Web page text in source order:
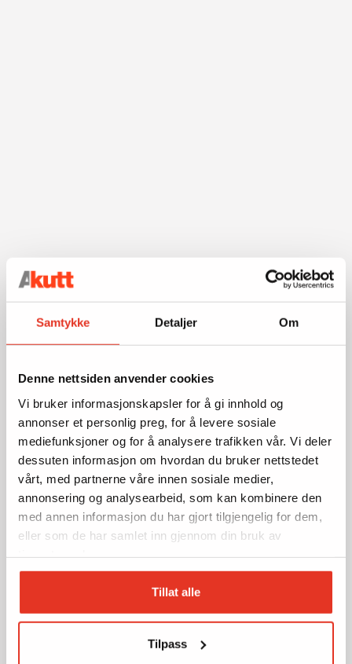
Samtykke Detaljer Om
Denne nettsiden anvender cookies
Vi bruker informasjonskapsler for å gi innhold og
annonser et personlig preg, for å levere sosiale
mediefunksjoner og for å analysere trafikken vår. Vi deler
dessuten informasjon om hvordan du bruker nettstedet
vårt, med partnerne våre innen sosiale medier,
annonsering og analysearbeid, som kan kombinere den
med annen informasjon du har gjort tilgjengelig for dem,
eller som de har samlet inn gjennom din bruk av
Tillat alle
Tilpass